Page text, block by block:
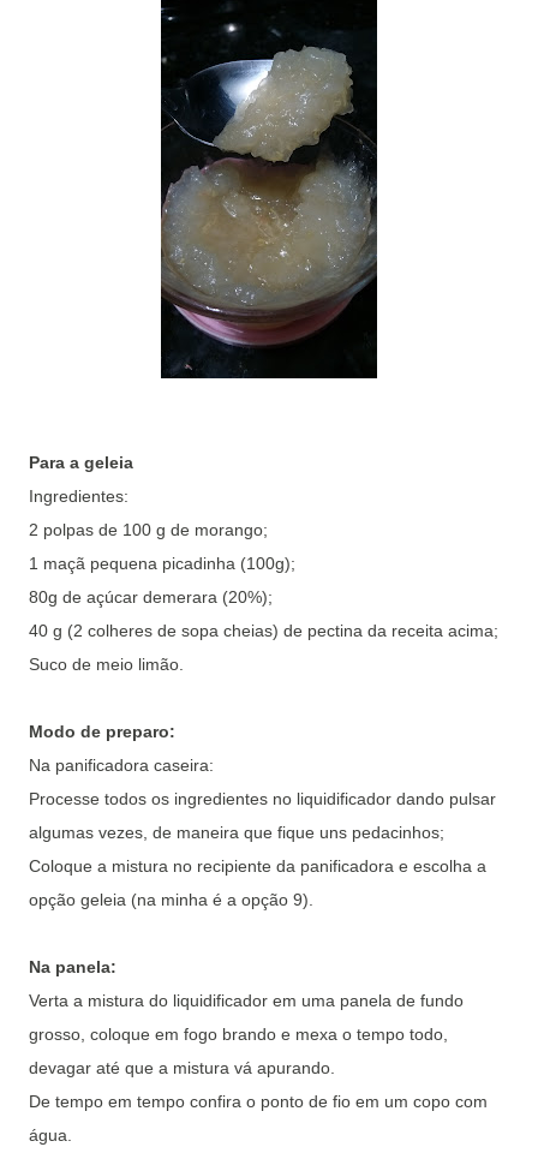
Para a geleia
Ingredientes:
2 polpas de 100 g de morango;
1 maçã pequena picadinha (100g);
80g de açúcar demerara (20%);
40 g (2 colheres de sopa cheias) de pectina da receita acima;
Suco de meio limão.
Modo de preparo:
Na panificadora caseira:
Processe todos os ingredientes no liquidificador dando pulsar
algumas vezes, de maneira que fique uns pedacinhos;
Coloque a mistura no recipiente da panificadora e escolha a
opção geleia (na minha é a opção 9).
Na panela:
Verta a mistura do liquidificador em uma panela de fundo
grosso, coloque em fogo brando e mexa o tempo todo,
devagar até que a mistura vá apurando.
De tempo em tempo confira o ponto de fio em um copo com
água.